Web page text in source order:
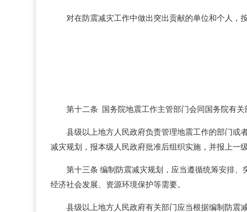
对在防震减灾工作中做出突出贡献的单位和个人，
第十二条 国务院地震工作主管部门会同国务院有
县级以上地方人民政府负责管理地震工作的部门或
减灾规划，报本级人民政府批准后组织实施，并报上一
第十三条 编制防震减灾规划，应当遵循统筹安排
经济社会发展、资源环境保护等需要。
县级以上地方人民政府有关部门应当根据编制防震